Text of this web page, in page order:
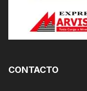
CONTACTO